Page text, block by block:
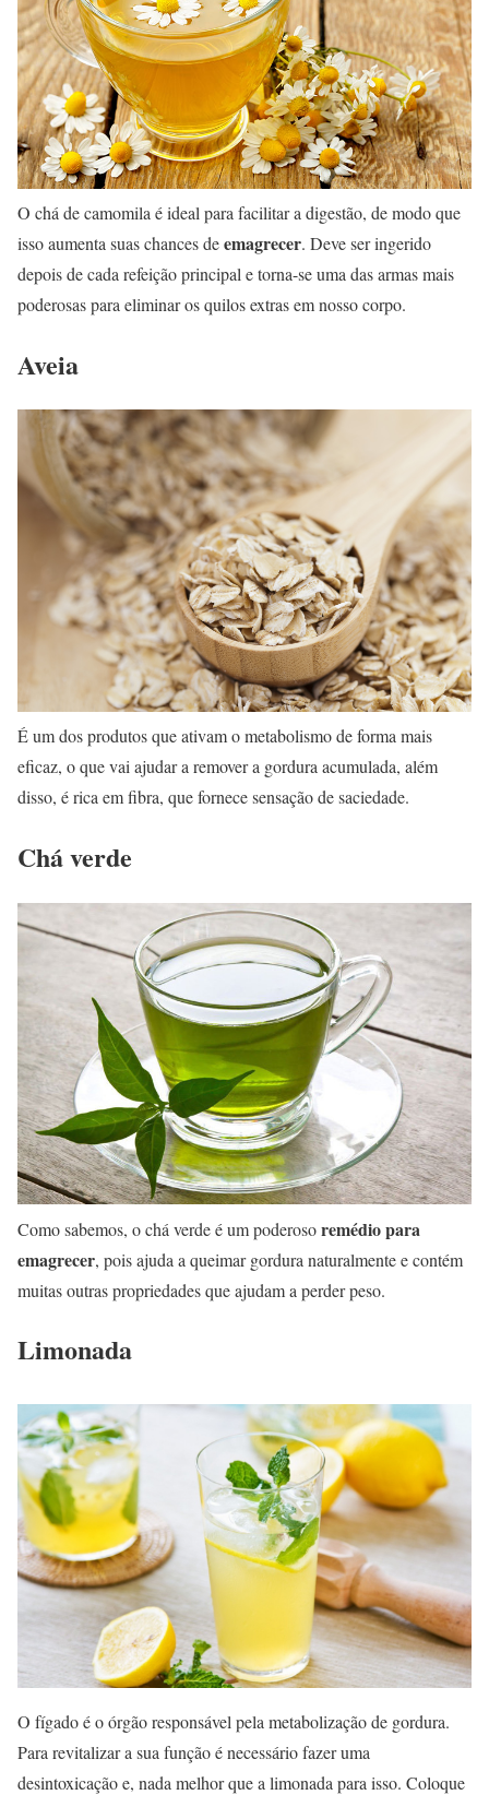
O chá de camomila é ideal para facilitar a digestão, de modo que
isso aumenta suas chances deemagrecer. Deve ser ingerido
depois de cada refeição principal e torna-se uma das armas mais
poderosas para eliminar os quilos extras em nosso corpo.
Aveia
É um dos produtos que ativam o metabolismo de forma mais
eficaz, o que vai ajudar a remover a gordura acumulada, além
disso, é rica em fibra, que fornece sensação de saciedade.
Chá verde
Como sabemos, o chá verde é um poderosoremédio para
emagrecer, pois ajuda a queimar gordura naturalmente e contém
muitas outras propriedades que ajudam a perder peso.
Limonada
O fígado é o órgão responsável pela metabolização de gordura.
Para revitalizar a sua função é necessário fazer uma
desintoxicação e, nada melhor que a limonada para isso. Coloque